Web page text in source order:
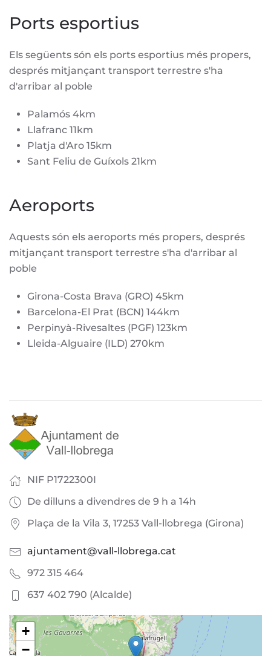
Ports esportius
Els següents són els ports esportius més propers,
després mitjançant transport terrestre s'ha
d'arribar al poble
Palamós 4km
Llafranc 11km
Platja d'Aro 15km
Sant Feliu de Guíxols 21km
Aeroports
Aquests són els aeroports més propers, després
mitjançant transport terrestre s'ha d'arribar al
poble
Girona-Costa Brava (GRO) 45km
Barcelona-El Prat (BCN) 144km
Perpinyà-Rivesaltes (PGF) 123km
Lleida-Alguaire (ILD) 270km
NIF P1722300I
De dilluns a divendres de 9 h a 14h
Plaça de la Vila 3, 17253 Vall-llobrega (Girona)
ajuntament@vall-llobrega.cat
972 315 464
637 402 790 (Alcalde)
+
−